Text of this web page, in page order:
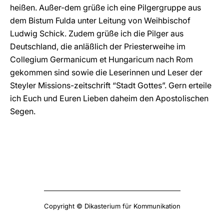
heißen. Außer-dem grüße ich eine Pilgergruppe aus
dem Bistum Fulda unter Leitung von Weihbischof
Ludwig Schick. Zudem grüße ich die Pilger aus
Deutschland, die anläßlich der Priesterweihe im
Collegium Germanicum et Hungaricum nach Rom
gekommen sind sowie die Leserinnen und Leser der
Steyler Missions-zeitschrift “Stadt Gottes”. Gern erteile
ich Euch und Euren Lieben daheim den Apostolischen
Segen.
Copyright © Dikasterium für Kommunikation